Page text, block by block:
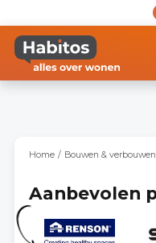
naar
inhoud
gaan
Home Bouwen & verbouwen
Aanbevolen